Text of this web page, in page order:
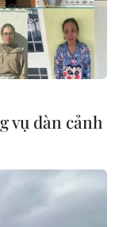
vụ dàn cảnh